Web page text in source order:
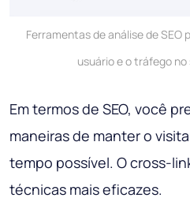
Ferramentas de análise de SEO
usuário e o tráfego
Em termos de SEO, você
maneiras de manter o
tempo possível. O cross-
técnicas mais eficazes.